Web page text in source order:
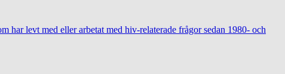
har levt med eller arbetat med hiv-relaterade frågor sedan 1980- och